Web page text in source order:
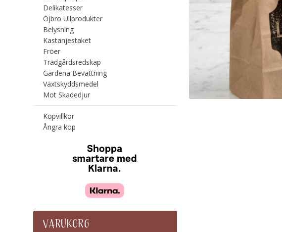
Delikatesser
Öjbro Ullprodukter
Belysning
Kastanjestaket
Fröer
Trädgårdsredskap
Gardena Bevattning
Växtskyddsmedel
Mot Skadedjur
Köpvillkor
Ångra köp
VARUKORG